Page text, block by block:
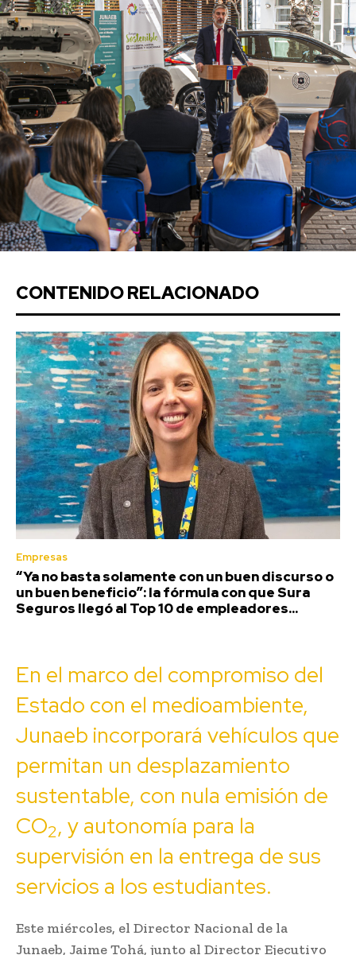
CONTENIDO RELACIONADO
Empresas
“Ya no basta solamente con un buen discurso o
un buen beneficio”: la fórmula con que Sura
Seguros llegó al Top 10 de empleadores...
En el marco del compromiso del
Estado con el medioambiente,
Junaeb incorporará vehículos que
permitan un desplazamiento
sustentable, con nula emisión de
CO2, y autonomía para la
supervisión en la entrega de sus
servicios a los estudiantes.
Este miércoles, el Director Nacional de la
Junaeb, Jaime Tohá, junto al Director Ejecutivo